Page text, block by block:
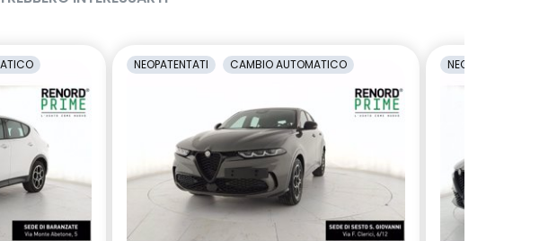
NEOPATENTATI CAMBIO AUTOMATICO NEOPATENTATI